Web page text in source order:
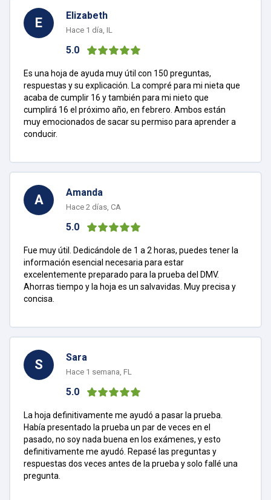
E Elizabeth
Hace 1 día, IL
5.0
Es una hoja de ayuda muy útil con 150 preguntas,
respuestas y su explicación. La compré para mi nieta que
acaba de cumplir 16 y también para mi nieto que
cumplirá 16 el próximo año, en febrero. Ambos están
muy emocionados de sacar su permiso para aprender a
conducir.
A Amanda
Hace 2 días, CA
5.0
Fue muy útil. Dedicándole de 1 a 2 horas, puedes tener la
información esencial necesaria para estar
excelentemente preparado para la prueba del DMV.
Ahorras tiempo y la hoja es un salvavidas. Muy precisa y
concisa.
S Sara
Hace 1 semana, FL
5.0
La hoja definitivamente me ayudó a pasar la prueba.
Había presentado la prueba un par de veces en el
pasado, no soy nada buena en los exámenes, y esto
definitivamente me ayudó. Repasé las preguntas y
respuestas dos veces antes de la prueba y solo fallé una
pregunta.